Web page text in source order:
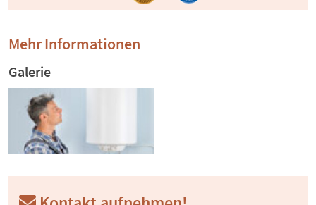
Mehr Informationen
Galerie